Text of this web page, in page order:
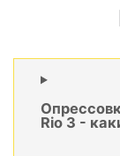
Rio 3 -